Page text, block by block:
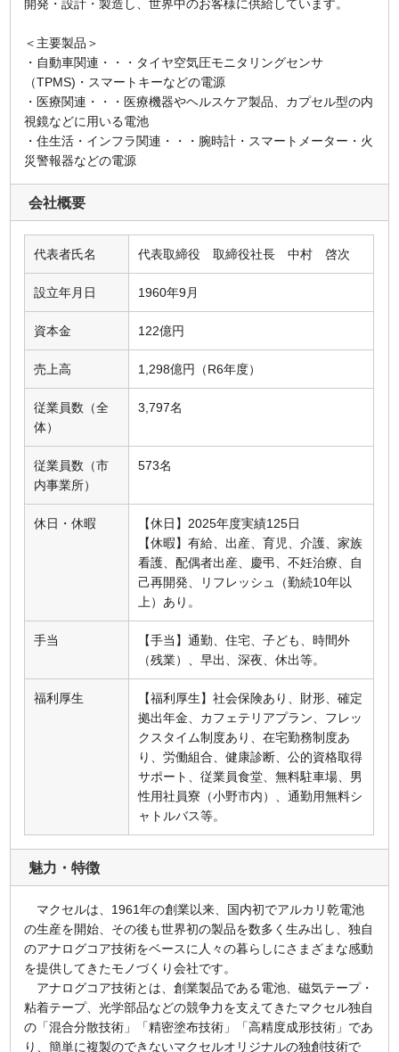
開発・設計・製造し、世界中のお客様に供給しています。
＜主要製品＞
・自動車関連・・・タイヤ空気圧モニタリングセンサ
（TPMS)・スマートキーなどの電源
・医療関連・・・医療機器やヘルスケア製品、カプセル型の内
視鏡などに用いる電池
・住生活・インフラ関連・・・腕時計・スマートメーター・火
災警報器などの電源
会社概要
代表者氏名 代表取締役 取締役社長 中村 啓次
設立年月日 1960年9月
資本金 122億円
売上高 1,298億円（R6年度）
従業員数（全
体）
3,797名
従業員数（市
内事業所）
573名
休日・休暇
【休日】2025年度実績125日
【休暇】有給、出産、育児、介護、家族
看護、配偶者出産、慶弔、不妊治療、自
己再開発、リフレッシュ（勤続10年以
上）あり。
手当
【手当】通勤、住宅、子ども、時間外
（残業）、早出、深夜、休出等。
福利厚生
【福利厚生】社会保険あり、財形、確定
拠出年金、カフェテリアプラン、フレッ
クスタイム制度あり、在宅勤務制度あ
り、労働組合、健康診断、公的資格取得
サポート、従業員食堂、無料駐車場、男
性用社員寮（小野市内）、通勤用無料シ
ャトルバス等。
魅力・特徴
マクセルは、1961年の創業以来、国内初でアルカリ乾電池
の生産を開始、その後も世界初の製品を数多く生み出し、独自
のアナログコア技術をベースに人々の暮らしにさまざまな感動
を提供してきたモノづくり会社です。
アナログコア技術とは、創業製品である電池、磁気テープ・
粘着テープ、光学部品などの競争力を支えてきたマクセル独自
の「混合分散技術」「精密塗布技術」「高精度成形技術」であ
り、簡単に複製のできないマクセルオリジナルの独創技術で